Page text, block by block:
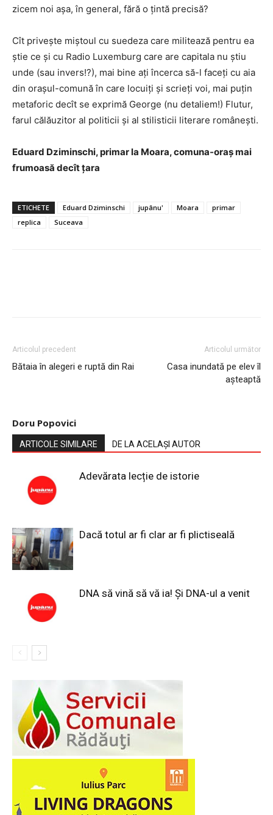
zicem noi așa, în general, fără o țintă precisă?
Cît privește miștoul cu suedeza care militează pentru ea
știe ce și cu Radio Luxemburg care are capitala nu știu
unde (sau invers!?), mai bine ați încerca să-l faceți cu aia
din orașul-comună în care locuiți și scrieți voi, mai puțin
metaforic decît se exprimă George (nu detaliem!) Flutur,
farul călăuzitor al politicii și al stilisticii literare românești.
Eduard Dziminschi, primar la Moara, comuna-oraș mai
frumoasă decît țara
ETICHETE Eduard Dziminschi jupânu' Moara
primar
replica
Suceava
Articolul precedent
Bătaia în alegeri e ruptă din Rai
Articolul următor
Casa inundată pe elev îl
așteaptă
Doru Popovici
ARTICOLE SIMILARE DE LA ACELAȘI AUTOR
Adevărata lecție de istorie
Dacă totul ar fi clar ar fi plictiseală
DNA să vină să vă ia! Și DNA-ul a venit